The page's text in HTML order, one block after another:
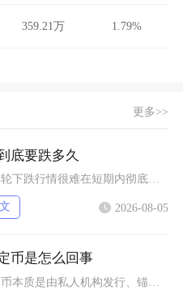
359.21万 1.79%
更多>>
底要跌多久
瑞波币本轮下跌行情很难在短期内彻底终结，至少还将维持数月弱势震荡寻底，只有同时满足流动性、
2026-08-05
币是怎么回事